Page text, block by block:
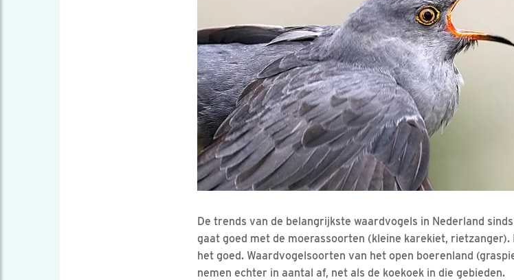
De trends van de belangrijkste waardvogels in Nederland
gaat goed met de moerassoorten (kleine karekiet, rietzanger).
het goed. Waardvogelsoorten van het open boerenland
nemen echter in aantal af, net als de koekoek in die gebieden.